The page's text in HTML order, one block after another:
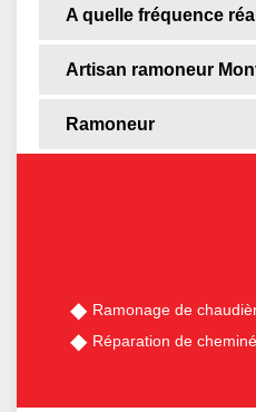
A quelle fréquence
Artisan ramoneur
Ramoneur
Ramonage de
Réparation de